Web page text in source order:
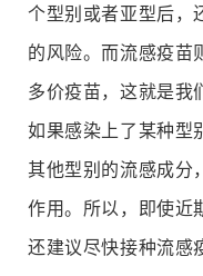
个型别或者亚型后，
的风险。而流感疫苗
多价疫苗，这就是我
如果感染上了某种型
其他型别的流感成分
作用。所以，即使近
还建议尽快接种流感